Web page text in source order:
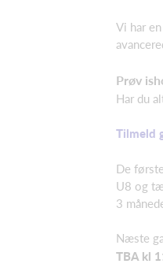
Vi har
Prøv
Har du
Tilmeld
De
U8 og
3
Næste
TBA kl